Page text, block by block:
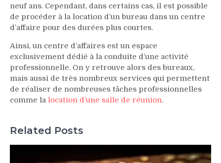
neuf ans. Cependant, dans certains cas, il est possible
de procéder à la location d’un bureau dans un centre
d’affaire pour des durées plus courtes.
Ainsi, un centre d’affaires est un espace
exclusivement dédié à la conduite d’une activité
professionnelle. On y retrouve alors des bureaux,
mais aussi de très nombreux services qui permettent
de réaliser de nombreuses tâches professionnelles
comme la location d’une salle de réunion.
Related Posts